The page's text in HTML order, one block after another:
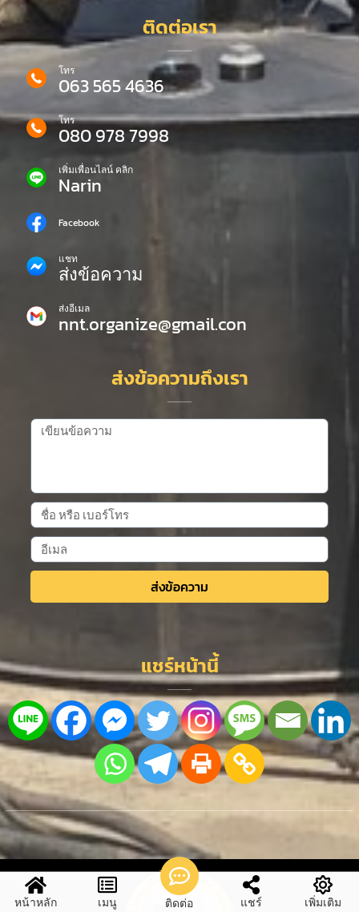
ติดต่อเรา
โทร
063 565 4636
โทร
080 978 7998
เพิ่มเพื่อนไลน์ คลิก
Narin
Facebook
แชท
ส่งข้อความ
ส่งอีเมล
nnt.organize@gmail.con
ส่งข้อความถึงเรา
ส่งข้อความ
แชร์หน้านี้
หน้าหลัก เมนู ติดต่อ แชร์ เพิ่มเติม